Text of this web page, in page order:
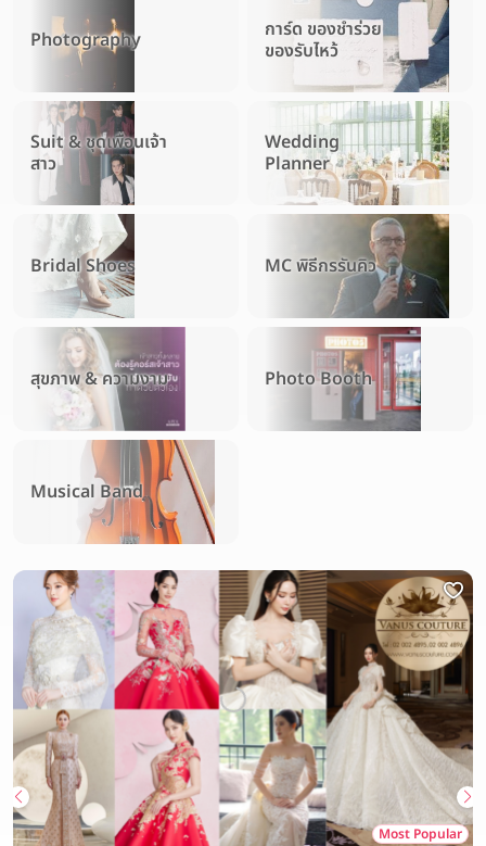
Photography
การ์ด ของชำร่วย
ของรับไหว้
Suit & ชุดเพื่อนเจ้า
สาว
Wedding
Planner
Bridal Shoes MC พิธีกรรันคิว
สุขภาพ & ความงาม Photo Booth
Musical Band
Most Popular